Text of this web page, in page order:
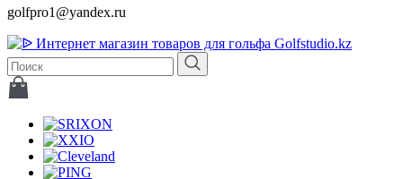
golfpro1@yandex.ru